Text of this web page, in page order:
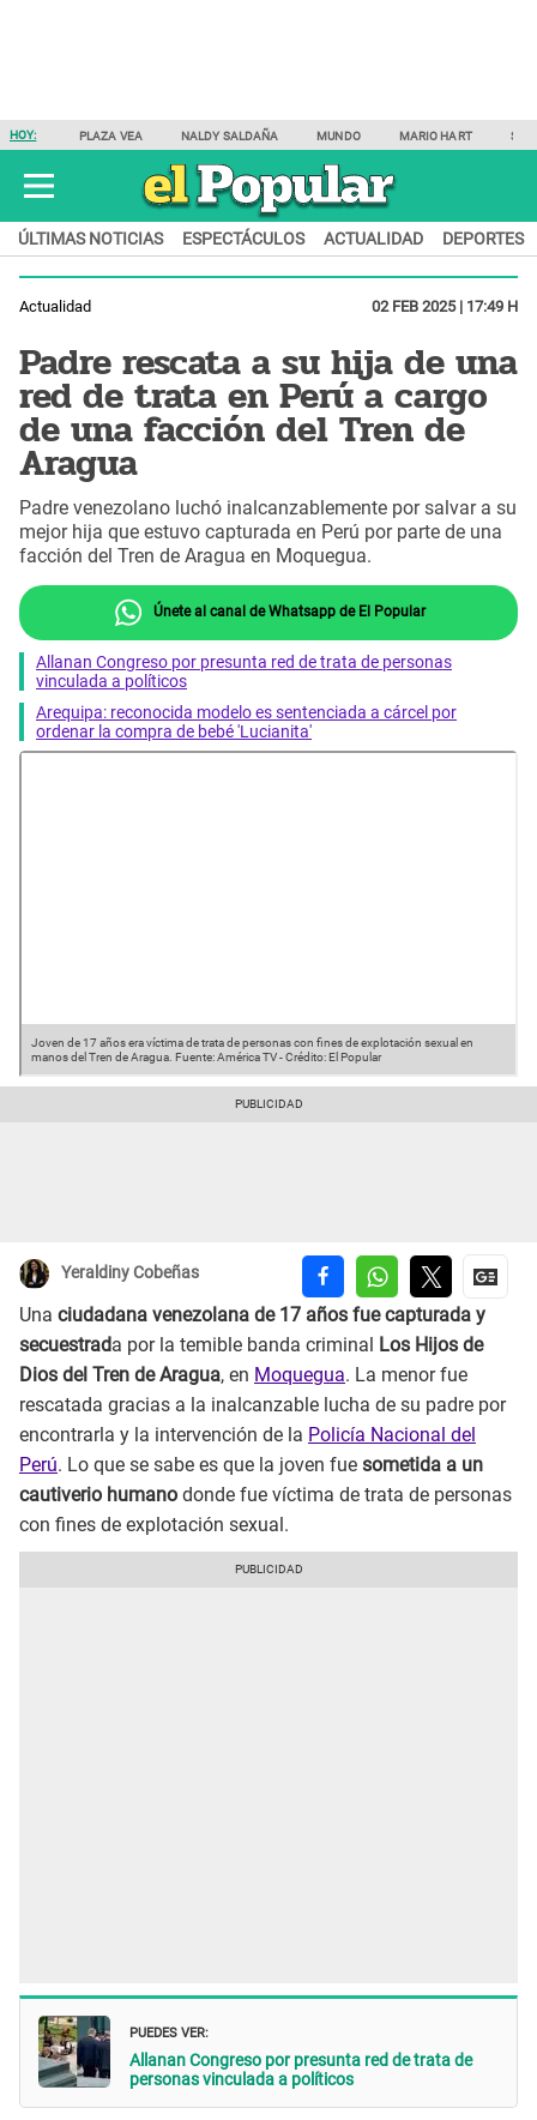
HOY: PLAZA VEA NALDY SALDAÑA MUNDO MARIO HART
ÚLTIMAS NOTICIAS ESPECTÁCULOS ACTUALIDAD DEPORTES
Actualidad 02 FEB 2025 | 17:49 H
Padre rescata a su hija de una
red de trata en Perú a cargo
de una facción del Tren de
Aragua
Padre venezolano luchó inalcanzablemente por salvar a su
mejor hija que estuvo capturada en Perú por parte de una
facción del Tren de Aragua en Moquegua.
Únete al canal de Whatsapp de El Popular
Allanan Congreso por presunta red de trata de personas
vinculada a políticos
Arequipa: reconocida modelo es sentenciada a cárcel por
ordenar la compra de bebé 'Lucianita'
Joven de 17 años era víctima de trata de personas con fines de explotación sexual en
manos del Tren de Aragua. Fuente: América TV-Crédito: El Popular
Yeraldiny Cobeñas
Una ciudadana venezolana de 17 años fue capturada y
secuestrada por la temible banda criminal
Los Hijos de
Dios del Tren de Aragua, en Moquegua. La menor fue
rescatada gracias a la inalcanzable lucha de su padre por
encontrarla y la intervención de la Policía Nacional del
Perú. Lo que se sabe es que la joven fue sometida a un
cautiverio humano donde fue víctima de trata de personas
con fines de explotación sexual.
PUEDES VER:
Allanan Congreso por presunta red de trata de
personas vinculada a políticos